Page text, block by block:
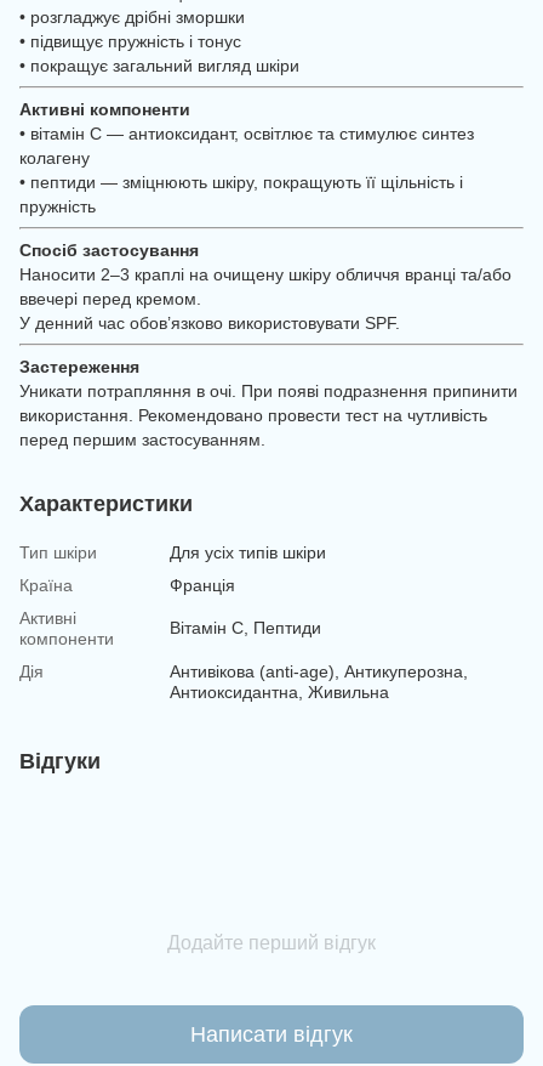
• розгладжує дрібні зморшки
• підвищує пружність і тонус
• покращує загальний вигляд шкіри
Активні компоненти
• вітамін С — антиоксидант, освітлює та стимулює синтез
колагену
• пептиди — зміцнюють шкіру, покращують її щільність і
пружність
Спосіб застосування
Наносити 2–3 краплі на очищену шкіру обличчя вранці та/або
ввечері перед кремом.
У денний час обов’язково використовувати SPF.
Застереження
Уникати потрапляння в очі. При появі подразнення припинити
використання. Рекомендовано провести тест на чутливість
перед першим застосуванням.
Характеристики
Тип шкіри
Для усіх типів шкіри
Країна
Франція
Активні
компоненти
Вітамін С, Пептиди
Дія
Антивікова (anti-age), Антикуперозна,
Антиоксидантна, Живильна
Відгуки
Додайте перший відгук
Написати відгук